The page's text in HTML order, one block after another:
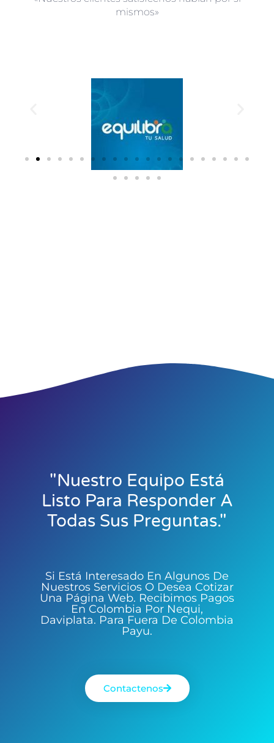
mismos»
"Nuestro Equipo Está
Listo Para Responder A
Todas Sus Preguntas."
Si Está Interesado En Algunos De
Nuestros Servicios O Desea Cotizar
Una Página Web. Recibimos Pagos
En Colombia Por Nequi,
Daviplata. Para Fuera De Colombia
Payu.
Contactenos